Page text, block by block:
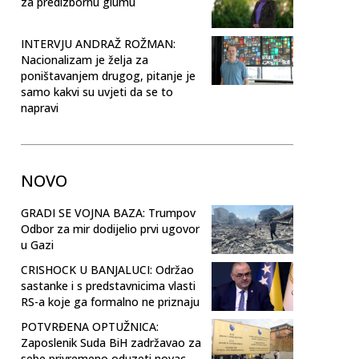
INTERVJU ANDRAŽ ROŽMAN:
Nacionalizam je želja za
poništavanjem drugog, pitanje je
samo kakvi su uvjeti da se to
napravi
NOVO
GRADI SE VOJNA BAZA: Trumpov
Odbor za mir dodijelio prvi ugovor
u Gazi
CRISHOCK U BANJALUCI: Održao
sastanke i s predstavnicima vlasti
RS-a koje ga formalno ne priznaju
POTVRĐENA OPTUŽNICA:
Zaposlenik Suda BiH zadržavao za